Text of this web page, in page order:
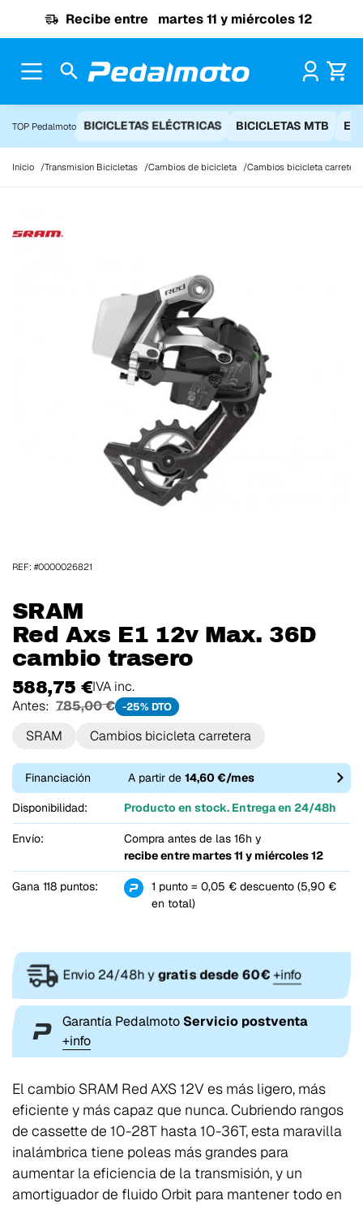
Recibe entre martes 11 y miércoles 12
TOP Pedalmoto BICICLETAS ELÉCTRICAS BICICLETAS MTB
Inicio Transmision Bicicletas Cambios de bicicleta Cambios bicicleta carretera
SRAM
Red Axs E1 12v Max. 36D
cambio trasero
588,75 €IVA inc.
Antes: 785,00 € -25% DTO
SRAM Cambios bicicleta carretera
Financiación A partir de14,60 €/mes
Disponibilidad: Producto en stock. Entrega en 24/48h
Envío:
Compra antes de las 16h y
recibe entre martes 11 y miércoles 12
Gana 118 puntos:
1 punto = 0,05 € descuento (5,90 €
en total)
REF: #0000026821
Envio 24/48h ygratis desde 60€+info
Garantía Pedalmoto Servicio postventa
+info
El cambio SRAM Red AXS 12V es más ligero, más
eficiente y más capaz que nunca. Cubriendo rangos
de cassette de 10-28T hasta 10-36T, esta maravilla
inalámbrica tiene poleas más grandes para
aumentar la eficiencia de la transmisión, y un
amortiguador de fluido Orbit para mantener todo en